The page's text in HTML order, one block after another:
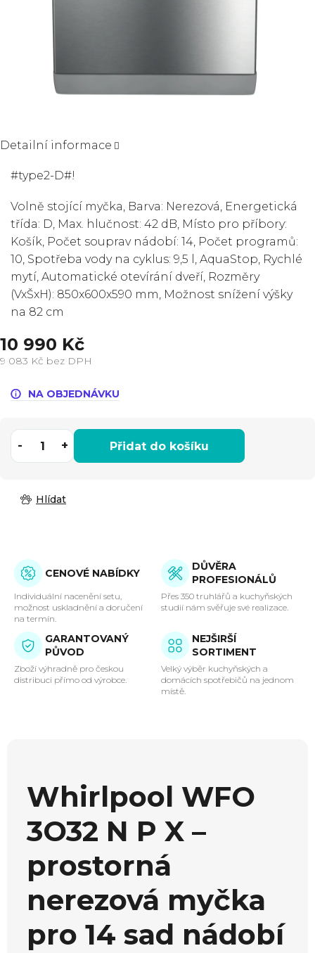
10 990 Kč
9 083 Kč bez DPH
cena:NA OBJEDNÁVKU
Přidat do košíku
#type2-D#!
Volně stojící myčka, Barva: Nerezová, Energetická
třída: D, Max. hlučnost: 42 dB, Místo pro příbory:
Košík, Počet souprav nádobí: 14, Počet programů:
10, Spotřeba vody na cyklus: 9,5 l, AquaStop, Rychlé
mytí, Automatické otevírání dveří, Rozměry
(VxŠxH): 850x600x590 mm, Možnost snížení výšky
na 82 cm
Detailní informace
Hlídat
CENOVÉ NABÍDKY
Individuální nacenění setu,
možnost uskladnění a doručení
na termín.
DŮVĚRA
PROFESIONÁLŮ
Přes 350 truhlářů a kuchyňských
studií nám svěřuje své realizace.
GARANTOVANÝ
PŮVOD
Zboží výhradně pro českou
distribuci přímo od výrobce.
NEJŠIRŠÍ
SORTIMENT
Velký výběr kuchyňských a
domácích spotřebičů na jednom
místě.
Whirlpool WFO
3O32 N P X –
prostorná
nerezová myčka
pro 14 sad nádobí